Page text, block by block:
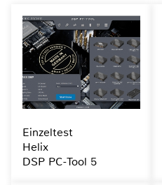
Einzeltest
Helix
DSP PC-Tool 5